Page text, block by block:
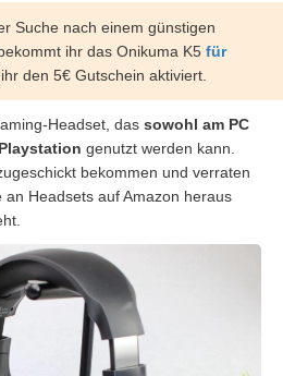
Suche nach einem günstigen
ihr das Onikuma K5 für
den 5€ Gutschein aktiviert.
Headset, das sowohl am PC
genutzt werden kann.
bekommen und verraten
Headsets auf Amazon heraus